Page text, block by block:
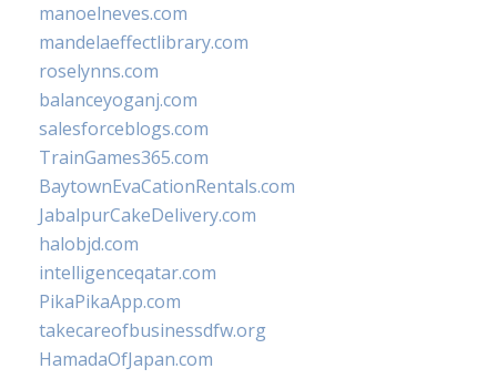
manoelneves.com
mandelaeffectlibrary.com
roselynns.com
balanceyoganj.com
salesforceblogs.com
TrainGames365.com
BaytownEvaCationRentals.com
JabalpurCakeDelivery.com
halobjd.com
intelligenceqatar.com
PikaPikaApp.com
takecareofbusinessdfw.org
HamadaOfJapan.com